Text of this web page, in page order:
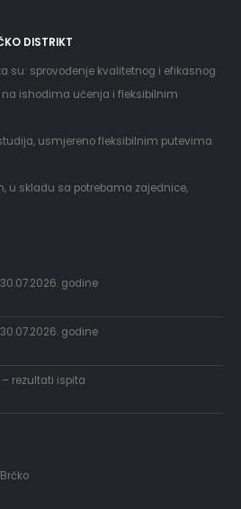
DISTRIKT
su: sprovođenje kvalitetnog i efikasnog
ishodima učenja i fleksibilnim
usmjereno fleksibilnim putevima
u skladu sa potrebama zajednice,
godine
godine
– rezultati ispita